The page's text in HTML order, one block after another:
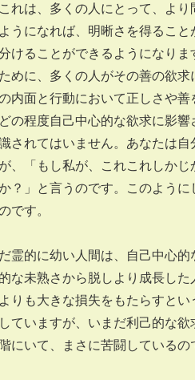
れは、多くの人にとって、よ
うになれば、明晰さを得るこ
けることができるようになり
めに、多くの人がその善の欲
内面と行動において正しさや
の程度自己中心的な欲求に影
されてはいません。あなたは
、「もし私が、これこれしか
？」と言うのです。このよう
です。
的に幼い人間は、自己中心
な未熟さから脱しより成長し
りも大きな損失をもたらすと
ていますが、いまだ利己的な
いて、まさに苦闘しているの